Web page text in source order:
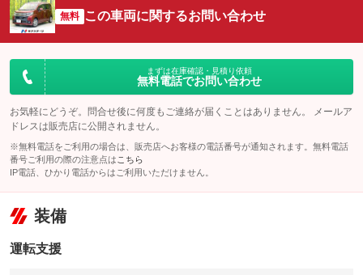
無料 この車両に関するお問い合わせ
まずは在庫確認・見積り依頼
無料電話でお問い合わせ
お気軽にどうぞ。問合せ後に何度もご連絡が届くことはありません。 メールア
ドレスは販売店に公開されません。
※無料電話をご利用の場合は、販売店へお客様の電話番号が通知されます。無料電話
番号ご利用の際の注意点は こちら
IP電話、ひかり電話からはご利用いただけません。
装備
運転支援